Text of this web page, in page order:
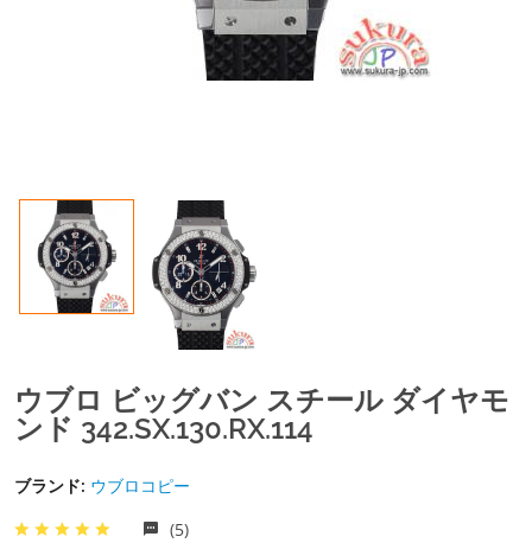
ウブロ ビッグバン スチール ダイヤモ
ンド 342.SX.130.RX.114
ブランド: ウブロコピー
(5)